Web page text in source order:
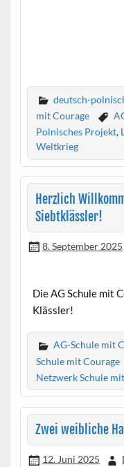
deutsch-
mit Courage
Polnisches Projekt,
Weltkrieg
Herzlich
Siebtklässler!
8. September 2025
Die AG Schule mit
Klässler!
AG-Schule mit
Schule mit Courage
Netzwerk Schule
Zwei weibliche
12. Juni 2025